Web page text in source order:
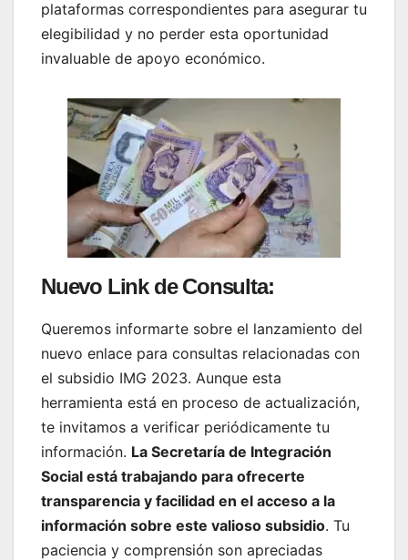
plataformas correspondientes para asegurar tu
elegibilidad y no perder esta oportunidad
invaluable de apoyo económico.
Nuevo Link de Consulta:
Queremos informarte sobre el lanzamiento del
nuevo enlace para consultas relacionadas con
el subsidio IMG 2023. Aunque esta
herramienta está en proceso de actualización,
te invitamos a verificar periódicamente tu
información. La Secretaría de Integración
Social está trabajando para ofrecerte
transparencia y facilidad en el acceso a la
información sobre este valioso subsidio. Tu
paciencia y comprensión son apreciadas